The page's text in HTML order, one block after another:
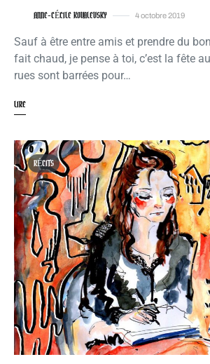
ANNE-CÉCILE KOVALEVSKY 4 octobre 2019
Sauf à être entre amis et prendre du
fait chaud, je pense à toi, c’est la fête
rues sont barrées pour…
LIRE
RÉCITS